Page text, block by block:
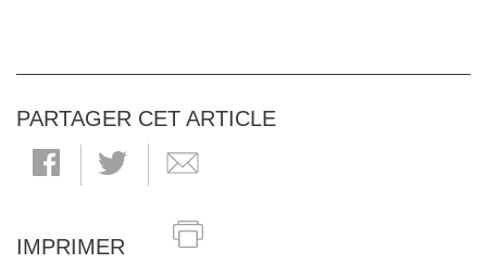
PARTAGER CET ARTICLE
IMPRIMER